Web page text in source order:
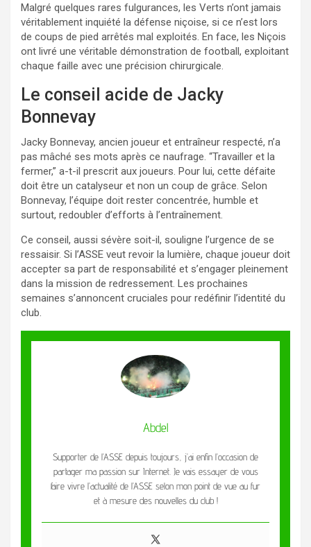
Malgré quelques rares fulgurances, les Verts n’ont jamais
véritablement inquiété la défense niçoise, si ce n’est lors
de coups de pied arrêtés mal exploités. En face, les Niçois
ont livré une véritable démonstration de football, exploitant
chaque faille avec une précision chirurgicale.
Le conseil acide de Jacky
Bonnevay
Jacky Bonnevay, ancien joueur et entraîneur respecté, n’a
pas mâché ses mots après ce naufrage. “Travailler et la
fermer,” a-t-il prescrit aux joueurs. Pour lui, cette défaite
doit être un catalyseur et non un coup de grâce. Selon
Bonnevay, l’équipe doit rester concentrée, humble et
surtout, redoubler d’efforts à l’entraînement.
Ce conseil, aussi sévère soit-il, souligne l’urgence de se
ressaisir. Si l’ASSE veut revoir la lumière, chaque joueur doit
accepter sa part de responsabilité et s’engager pleinement
dans la mission de redressement. Les prochaines
semaines s’annoncent cruciales pour redéfinir l’identité du
club.
Abdel
Supporter de l’ASSE depuis toujours, j’ai enfin l’occasion de
partager ma passion sur Internet. Je vais essayer de vous
faire vivre l’actualité de l’ASSE selon mon point de vue au fur
et à mesure des nouvelles du club !